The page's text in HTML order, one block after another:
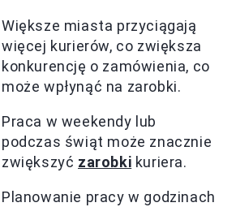
Większe miasta przyciągają
więcej kurierów, co zwiększa
konkurencję o zamówienia, co
może wpłynąć na zarobki.
Praca w weekendy lub
podczas świąt może znacznie
zwiększyć zarobki kuriera.
Planowanie pracy w godzinach